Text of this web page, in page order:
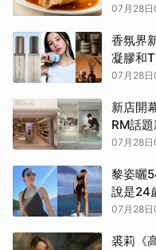
07月28日
香氛界
凝膠和
氣包覆
07月28日
新店開
RM話
買齊，
07月28日
黎姿曬
說是24
07月28日
裘莉《